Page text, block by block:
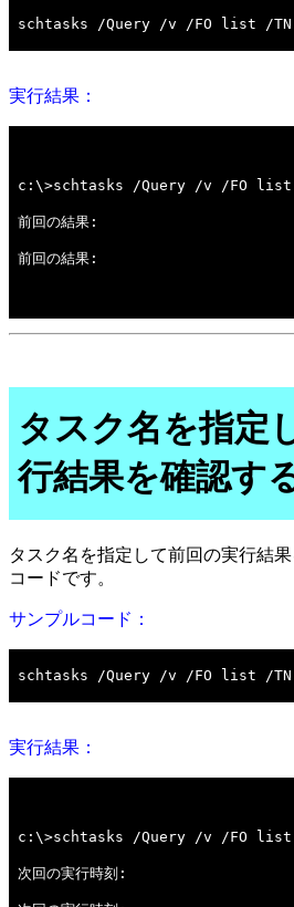
実行結果：
タスク名を指定
行結果を確認す
タスク名を指定して前回の実行結
コードです。
サンプルコード：
実行結果：